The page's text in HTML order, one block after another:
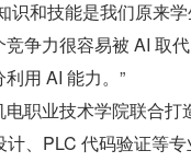
识和技能是我们原来
争力很容易被 AI 取
用 AI 能力。”
职业技术学院联合打
计、PLC 代码验证等